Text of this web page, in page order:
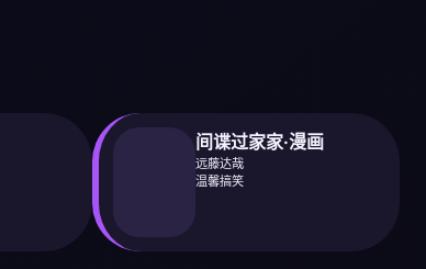
间谍过家家·漫画
远藤达哉
温馨搞笑